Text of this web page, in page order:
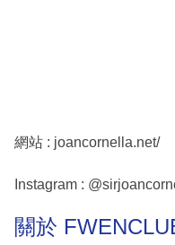
網站 : joancornella.net/
Instagram :
關於